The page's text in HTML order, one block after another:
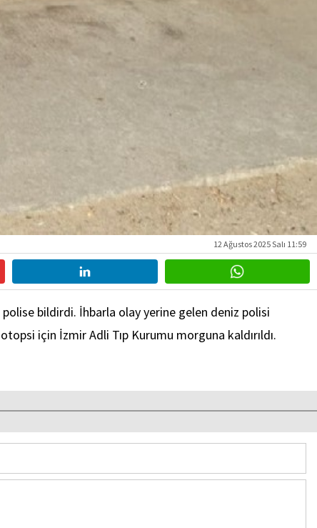
12 Ağustos 2025 Salı 11:59
bildirdi. İhbarla olay yerine gelen deniz polisi
için İzmir Adli Tıp Kurumu morguna kaldırıldı.